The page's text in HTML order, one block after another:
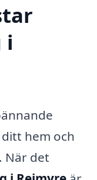
i
hem och
När det